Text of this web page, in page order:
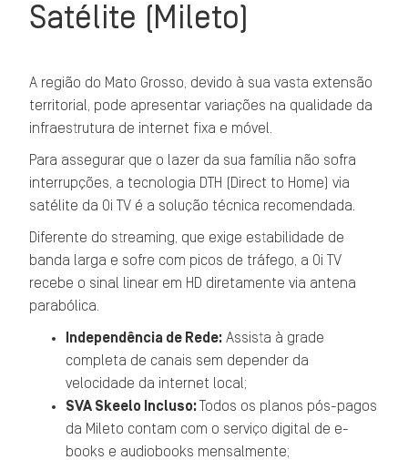
Satélite (Mileto)
A região do Mato Grosso, devido à sua vasta extensão
territorial, pode apresentar variações na qualidade da
infraestrutura de internet fixa e móvel.
Para assegurar que o lazer da sua família não sofra
interrupções, a tecnologia DTH (Direct to Home) via
satélite da Oi TV é a solução técnica recomendada.
Diferente do streaming, que exige estabilidade de
banda larga e sofre com picos de tráfego, a Oi TV
recebe o sinal linear em HD diretamente via antena
parabólica.
Independência de Rede: Assista à grade
completa de canais sem depender da
velocidade da internet local;
SVA Skeelo Incluso:
Todos os planos pós-pagos
da Mileto contam com o serviço digital de e-
books e audiobooks mensalmente;